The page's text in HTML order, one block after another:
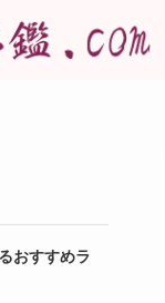
おすすめラ